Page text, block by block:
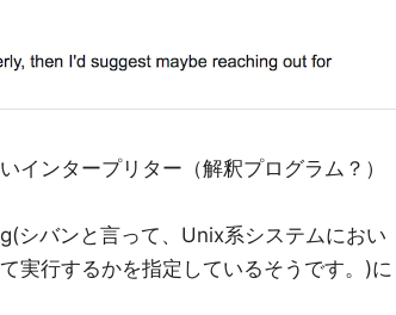
インタープリター（解釈プログラム？）
シバンと言って、Unix系システムにおい
実行するかを指定しているそうです。)に